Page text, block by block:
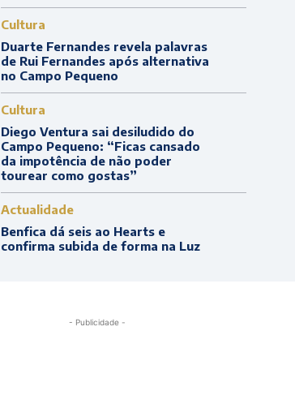
Cultura
Duarte Fernandes revela palavras
de Rui Fernandes após alternativa
no Campo Pequeno
Cultura
Diego Ventura sai desiludido do
Campo Pequeno: “Ficas cansado
da impotência de não poder
tourear como gostas”
Actualidade
Benfica dá seis ao Hearts e
confirma subida de forma na Luz
- Publicidade -